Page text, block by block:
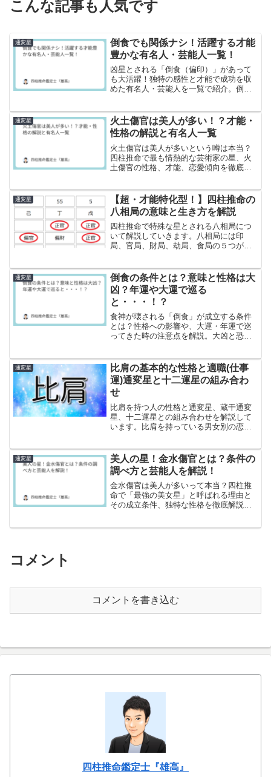
こんな記事も人気です
通変星
倒食でも関係ナシ！活躍する才能
豊かな有名人・芸能人一覧！
凶星とされる「倒食（偏印）」があって
も大活躍！独特の感性と才能で成功を収
めた有名人・芸能人を一覧で紹介。倒食
通変星
火土傷官は美人が多い！？才能・
性格の解説と有名人一覧
火土傷官は美人が多いという噂は本当？
四柱推命で最も情熱的な芸術家の星、火
土傷官の性格、才能、恋愛傾向を徹底解
開運の秘訣を紹介します。
通変星
【超・才能特化型！】四柱推命の
八相局の意味と生き方を解説
四柱推命で特殊な星とされる八相局につ
いて解説していきます。八相局には印
局、官局、財局、劫局、食局の５つがあ
通変星
倒食の条件とは？意味と性格は大
凶？年運や大運で巡る
と・・・！？
食神が壊される「倒食」が成立する条件
とは？性格への影響や、大運・年運で巡
ってきた時の注意点を解説。大凶と恐れ
通変星
比肩の基本的な性格と適職(仕事
運)通変星と十二運星の組み合わ
せ
比肩を持つ人の性格と通変星、蔵干通変
星、十二運星との組み合わせを解説して
います。比肩を持っている男女別の恋愛
通変星
美人の星！金水傷官とは？条件の
調べ方と芸能人を解説！
金水傷官は美人が多いって本当？四柱推
命で「最強の美女星」と呼ばれる理由と
その成立条件、独特な性格を徹底解説。
コメント
コメントを書き込む
四柱推命鑑定士『雄高』